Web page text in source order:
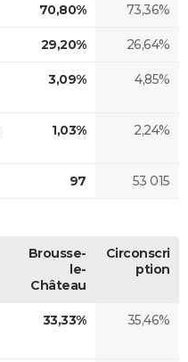
70,80% 73,36%
29,20% 26,64%
3,09% 4,85%
1,03% 2,24%
97 53 015
Brousse-
le-
Château
Circonscri
ption
33,33% 35,46%